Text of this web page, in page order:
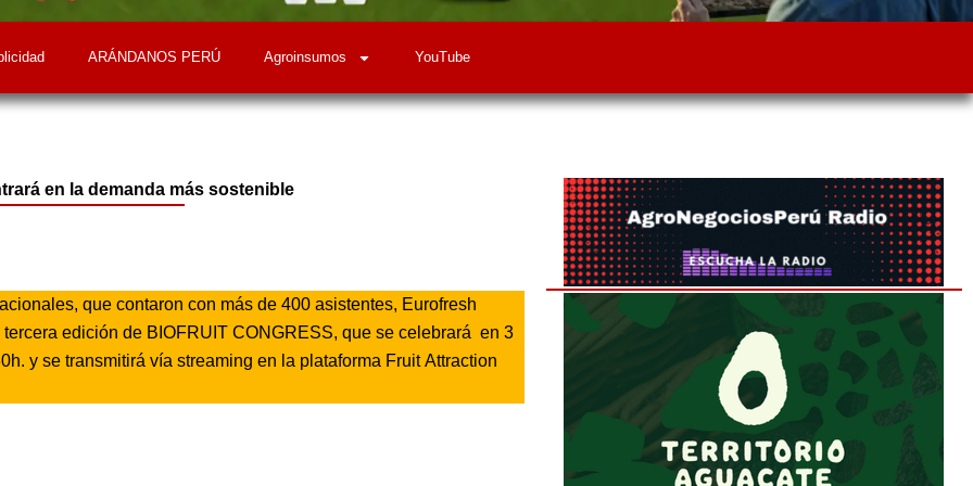
ARÁNDANOS PERÚ Agroinsumos YouTube
en la demanda más sostenible
que contaron con más de 400 asistentes, Eurofresh
edición de BIOFRUIT CONGRESS, que se celebrará en 3
y se transmitirá vía streaming en la plataforma Fruit Attraction